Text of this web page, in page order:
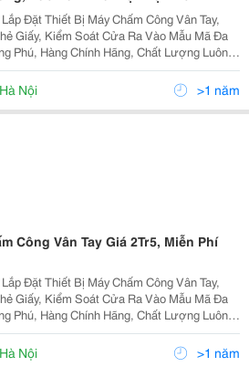
Đặt Thiết Bị Máy Chấm Công Vân Tay,
Kiểm Soát Cửa Ra Vào Mẫu Mã Đa
Phú, Hàng Chính Hãng, Chất Lượng Luôn
Vực
Trong Nhiều Năm Liền Tel 04.39879167 - 0902.199
Hà Nội >1 năm
Công Vân Tay Giá 2Tr5, Miễn Phí
Đặt Thiết Bị Máy Chấm Công Vân Tay,
Kiểm Soát Cửa Ra Vào Mẫu Mã Đa
Phú, Hàng Chính Hãng, Chất Lượng Luôn
Hà Nội >1 năm